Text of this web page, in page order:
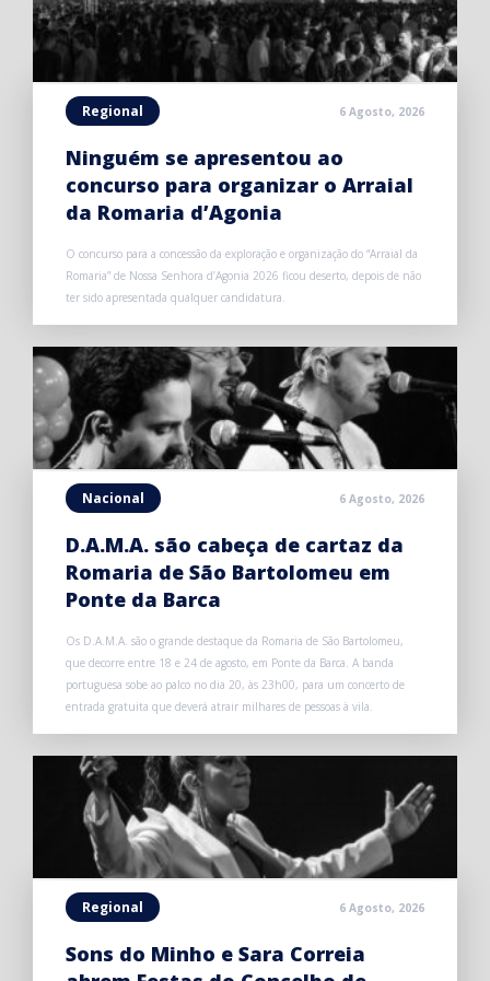
Regional 6 Agosto, 2026
Ninguém se apresentou ao
concurso para organizar o Arraial
da Romaria d’Agonia
O concurso para a concessão da exploração e organização do “Arraial da
Romaria” de Nossa Senhora d’Agonia 2026 ficou deserto, depois de não
ter sido apresentada qualquer candidatura.
Nacional 6 Agosto, 2026
D.A.M.A. são cabeça de cartaz da
Romaria de São Bartolomeu em
Ponte da Barca
Os D.A.M.A. são o grande destaque da Romaria de São Bartolomeu,
que decorre entre 18 e 24 de agosto, em Ponte da Barca. A banda
portuguesa sobe ao palco no dia 20, às 23h00, para um concerto de
entrada gratuita que deverá atrair milhares de pessoas à vila.
Regional 6 Agosto, 2026
Sons do Minho e Sara Correia